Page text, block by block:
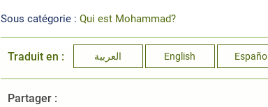
Sous catégorie : Qui est Mohammad?
Traduit en : العربية English Español
Partager :